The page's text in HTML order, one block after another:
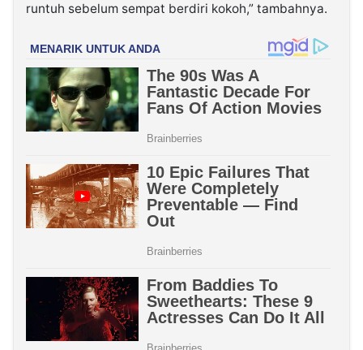
runtuh sebelum sempat berdiri kokoh,” tambahnya.